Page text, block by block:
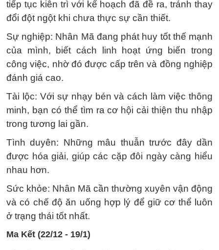
tiếp tục kiên trì với kế hoạch đã đề ra, tránh thay
đổi đột ngột khi chưa thực sự cần thiết.
Sự nghiệp: Nhân Mã đang phát huy tốt thế mạnh
của mình, biết cách linh hoạt ứng biến trong
công việc, nhờ đó được cấp trên và đồng nghiệp
đánh giá cao.
Tài lộc: Với sự nhạy bén và cách làm việc thông
minh, bạn có thể tìm ra cơ hội cải thiện thu nhập
trong tương lai gần.
Tình duyên: Những mâu thuẫn trước đây dần
được hóa giải, giúp các cặp đôi ngày càng hiểu
nhau hơn.
Sức khỏe: Nhân Mã cần thường xuyên vận động
và có chế độ ăn uống hợp lý để giữ cơ thể luôn
ở trạng thái tốt nhất.
Ma Kết (22/12 - 19/1)